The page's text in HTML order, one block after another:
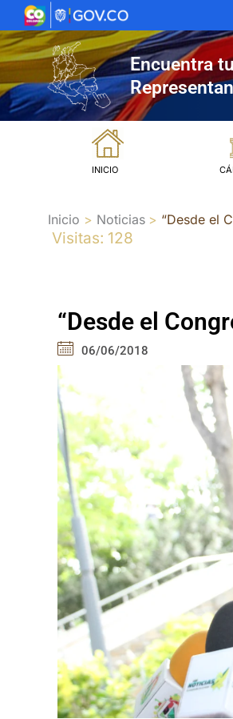
al
contenido
Encuentra
INICIO
Inicio Noticias “Desde el
Visitas: 128
“Desde el
06/06/2018